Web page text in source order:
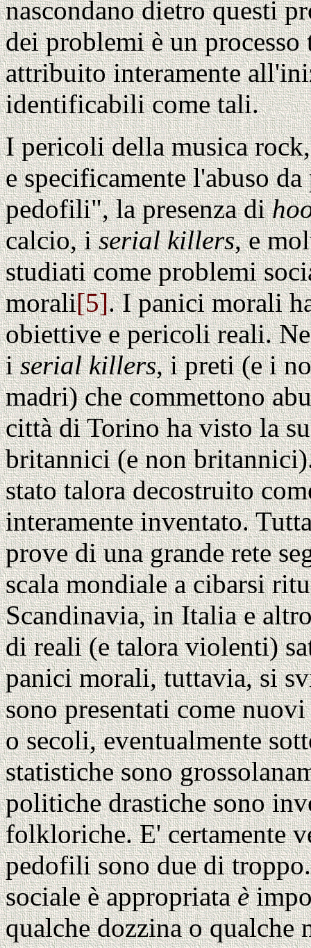
nascondano dietro questi
dei problemi è un
attribuito interamente
identificabili come tali.
I pericoli della musica
e specificamente l'abuso
pedofili", la presenza di
calcio, iserial killers, e
studiati come problemi
morali[5]. I panici morali
obiettive e pericoli reali.
iserial killers, i preti (e i
madri) che commettono
città di Torino ha visto la
britannici (e non
stato talora decostruito
interamente inventato.
prove di una grande rete
scala mondiale a cibarsi
Scandinavia, in Italia e
di reali (e talora violenti)
panici morali, tuttavia, si
sono presentati come
o secoli, eventualmente
statistiche sono
politiche drastiche sono
folkloriche. E' certamente
pedofili sono due di
sociale è appropriataè
qualche dozzina o